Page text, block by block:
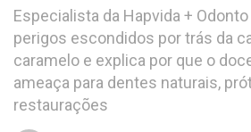
Especialista da Hapvida +
perigos escondidos por trás da
caramelo e explica por que o
ameaça para dentes naturais,
restaurações